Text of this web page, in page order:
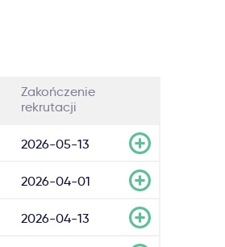
Zakończenie
rekrutacji
2026-05-13
2026-04-01
2026-04-13